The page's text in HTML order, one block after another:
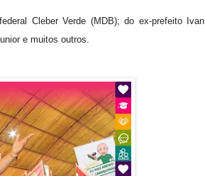
Cleber Verde (MDB); do ex-prefeito Ivan
e muitos outros.